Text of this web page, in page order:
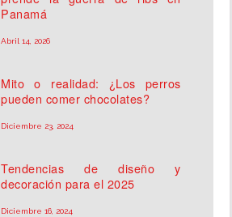
Panamá
Abril 14, 2026
Mito o realidad: ¿Los perros
pueden comer chocolates?
Diciembre 23, 2024
Tendencias de diseño y
decoración para el 2025
Diciembre 16, 2024